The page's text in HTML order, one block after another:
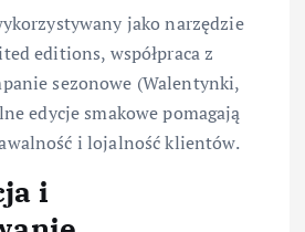
jako narzędzie
editions, współpraca z
sezonowe (Walentynki,
edycje smakowe pomagają
i lojalność klientów.
i